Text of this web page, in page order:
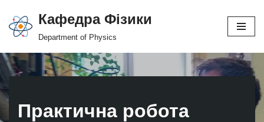
Перейти
вмісту
Кафедра Фізики
Department of Physics
Практична робота